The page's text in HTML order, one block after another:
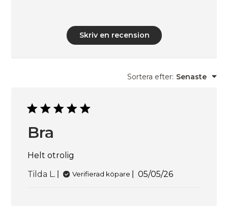
Skriv en recension
Sortera efter: Senaste
Bra
Helt otrolig
Tilda L.
Verifierad köpare 05/05/26